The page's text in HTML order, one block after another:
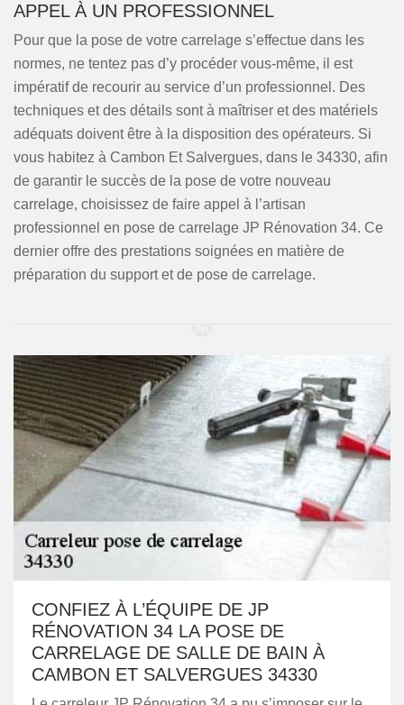
APPEL À UN PROFESSIONNEL
Pour que la pose de votre carrelage s’effectue dans les
normes, ne tentez pas d’y procéder vous-même, il est
impératif de recourir au service d’un professionnel. Des
techniques et des détails sont à maîtriser et des matériels
adéquats doivent être à la disposition des opérateurs. Si
vous habitez à Cambon Et Salvergues, dans le 34330, afin
de garantir le succès de la pose de votre nouveau
carrelage, choisissez de faire appel à l’artisan
professionnel en pose de carrelage JP Rénovation 34. Ce
dernier offre des prestations soignées en matière de
préparation du support et de pose de carrelage.
CONFIEZ À L’ÉQUIPE DE JP
RÉNOVATION 34 LA POSE DE
CARRELAGE DE SALLE DE BAIN À
CAMBON ET SALVERGUES 34330